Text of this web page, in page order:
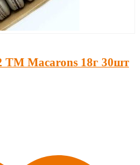
ТМ Macarons 18г 30шт